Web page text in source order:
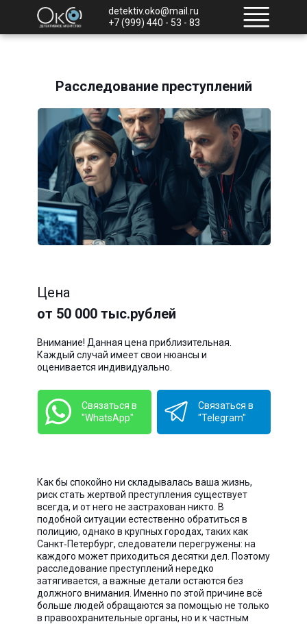
detektiv.oko@mail.ru
+7 (999) 440 - 53 - 83
Расследование преступлений
Цена
от 50 000 тыс.рублей
Внимание! Данная цена приблизительная.
Каждый случай имеет свои нюансы и
оценивается индивидуально.
Связаться в
"WhatsApp"
Связаться в
"Telegram"
Как бы спокойно ни складывалась ваша жизнь,
риск стать жертвой преступления существует
всегда, и от него не застрахован никто. В
подобной ситуации естественно обратиться в
полицию, однако в крупных городах, таких как
Санкт‑Петербург, следователи перегружены: на
каждого может приходиться десятки дел. Поэтому
расследование преступлений нередко
затягивается, а важные детали остаются без
должного внимания. Именно по этой причине всё
больше людей обращаются за помощью не только
в правоохранительные органы, но и к частным